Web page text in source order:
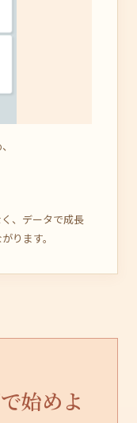
、データで成長
ります。
始めよ